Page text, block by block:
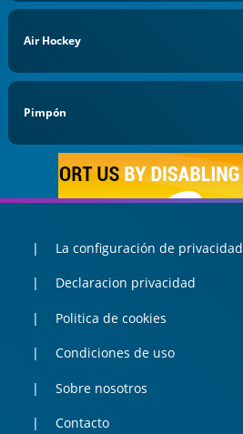
Air Hockey
Pimpón
La configuración de privacidad
Declaracion privacidad
Politica de cookies
Condiciones de uso
Sobre nosotros
Contacto